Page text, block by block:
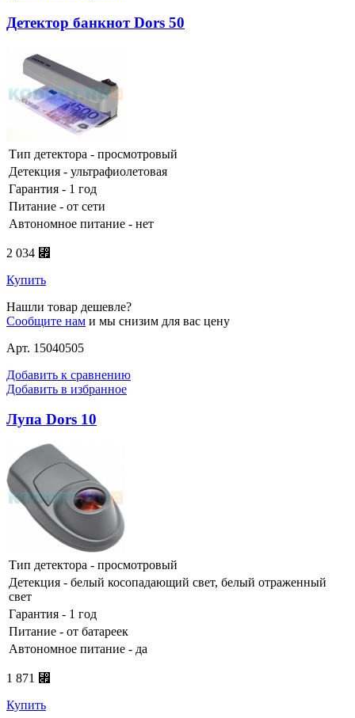
Детектор банкнот Dors 50
Тип детектора - просмотровый
Детекция - ультрафиолетовая
Гарантия - 1 год
Питание - от сети
Автономное питание - нет
2 034 ⃏
Купить
Нашли товар дешевле?
Сообщите нам и мы снизим для вас цену
Арт. 15040505
Добавить к сравнению
Добавить в избранное
Лупа Dors 10
Тип детектора - просмотровый
Детекция - белый косопадающий свет, белый отраженный
свет
Гарантия - 1 год
Питание - от батареек
Автономное питание - да
1 871 ⃏
Купить